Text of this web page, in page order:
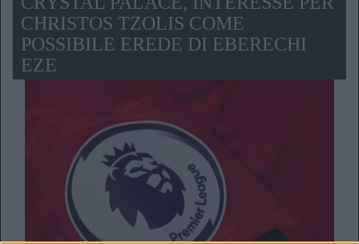
CHRISTOS TZOLIS COME
POSSIBILE EREDE DI EBERECHI
EZE